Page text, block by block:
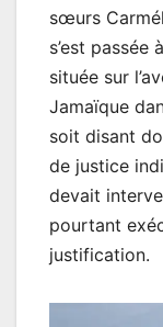
sœurs
s’est passée
située sur
Jamaïque
soit disant
de justice
devait
pourtant
justification.